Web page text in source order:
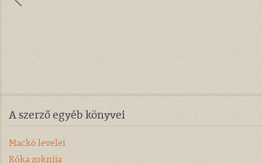
A szerző egyéb könyvei
Mackó levelei
Róka zoknija